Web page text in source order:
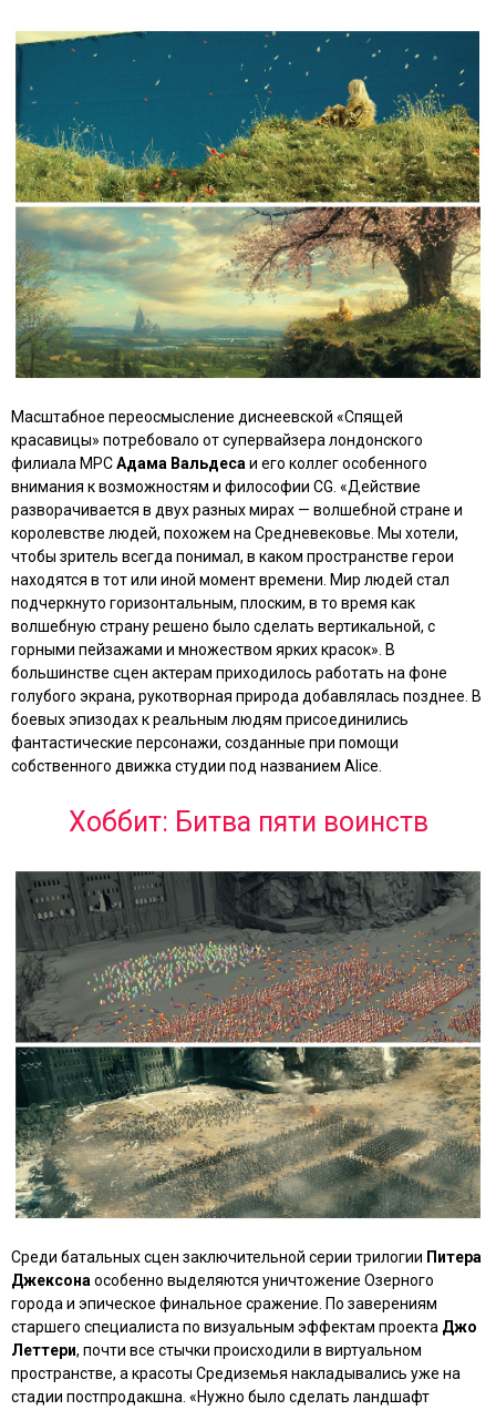
Масштабное переосмысление диснеевской «Спящей
красавицы» потребовало от супервайзера лондонского
филиала MPCАдама Вальдесаи его коллег особенного
внимания к возможностям и философии CG. «Действие
разворачивается в двух разных мирах — волшебной стране и
королевстве людей, похожем на Средневековье. Мы хотели,
чтобы зритель всегда понимал, в каком пространстве герои
находятся в тот или иной момент времени. Мир людей стал
подчеркнуто горизонтальным, плоским, в то время как
волшебную страну решено было сделать вертикальной, с
горными пейзажами и множеством ярких красок». В
большинстве сцен актерам приходилось работать на фоне
голубого экрана, рукотворная природа добавлялась позднее. В
боевых эпизодах к реальным людям присоединились
фантастические персонажи, созданные при помощи
собственного движка студии под названием Alice.
Хоббит: Битва пяти воинств
Среди батальных сцен заключительной серии трилогии Питера
Джексонаособенно выделяются уничтожение Озерного
города и эпическое финальное сражение. По заверениям
старшего специалиста по визуальным эффектам проекта Джо
Леттери, почти все стычки происходили в виртуальном
пространстве, а красоты Средиземья накладывались уже на
стадии постпродакшна. «Нужно было сделать ландшафт